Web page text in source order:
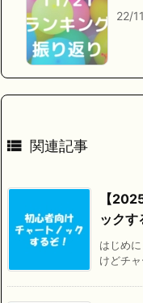
22/
 関連記事
【
ックす
はじめ
けどチ